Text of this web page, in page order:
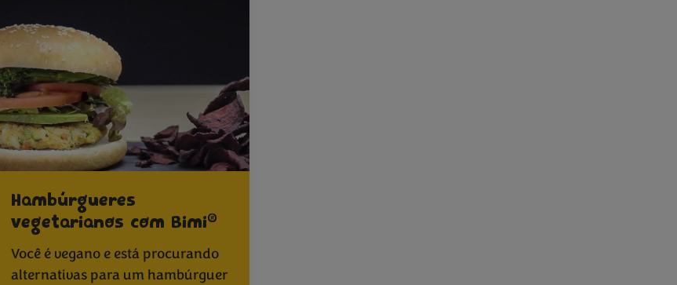
Hambúrgueres
vegetarianos com Bimi®
Você é vegano e está procurando
alternativas para um hambúrguer